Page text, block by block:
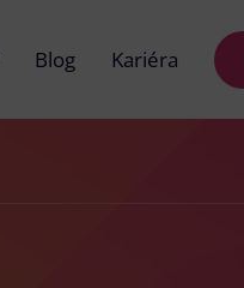
Blog Kariéra